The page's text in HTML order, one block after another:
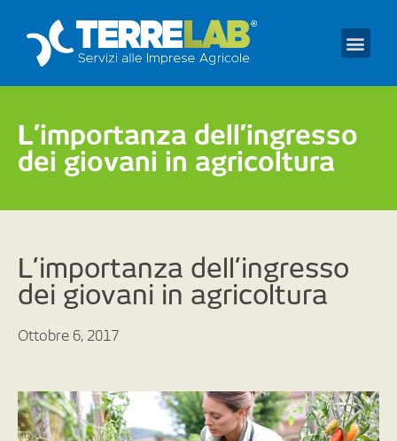
L’importanza dell’ingresso
dei giovani in agricoltura
L’importanza dell’ingresso
dei giovani in agricoltura
Ottobre 6, 2017